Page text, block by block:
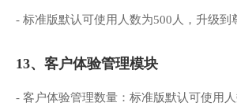
- 标准版默认可使用人数为500人，升级到
13、客户体验管理模块
- 客户体验管理数量：标准版默认可使用